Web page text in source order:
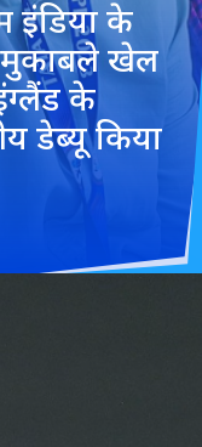
इंडिया के
खेल
के
डेब्यू किया